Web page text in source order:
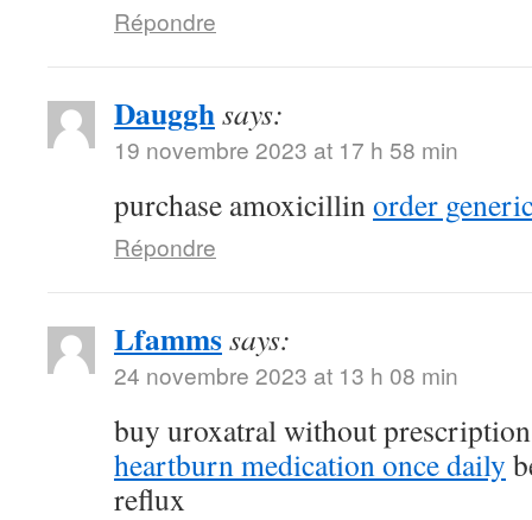
Répondre
Daugghsays:
19 novembre 2023 at 17 h 58 min
purchase amoxicillinorder
Répondre
Lfammssays:
24 novembre 2023 at 13 h 08 min
buy uroxatral without
heartburn medication once daily
reflux